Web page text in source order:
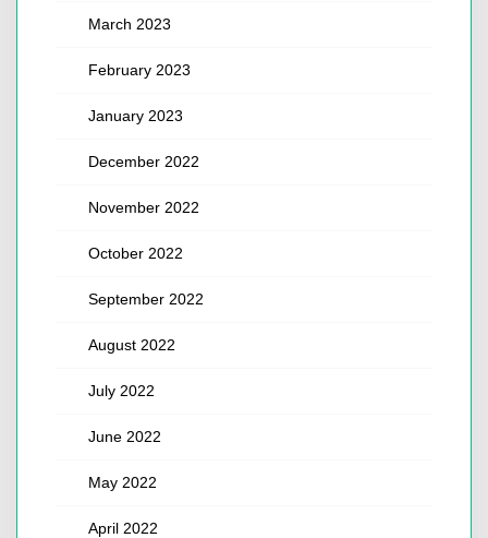
March 2023
February 2023
January 2023
December 2022
November 2022
October 2022
September 2022
August 2022
July 2022
June 2022
May 2022
April 2022